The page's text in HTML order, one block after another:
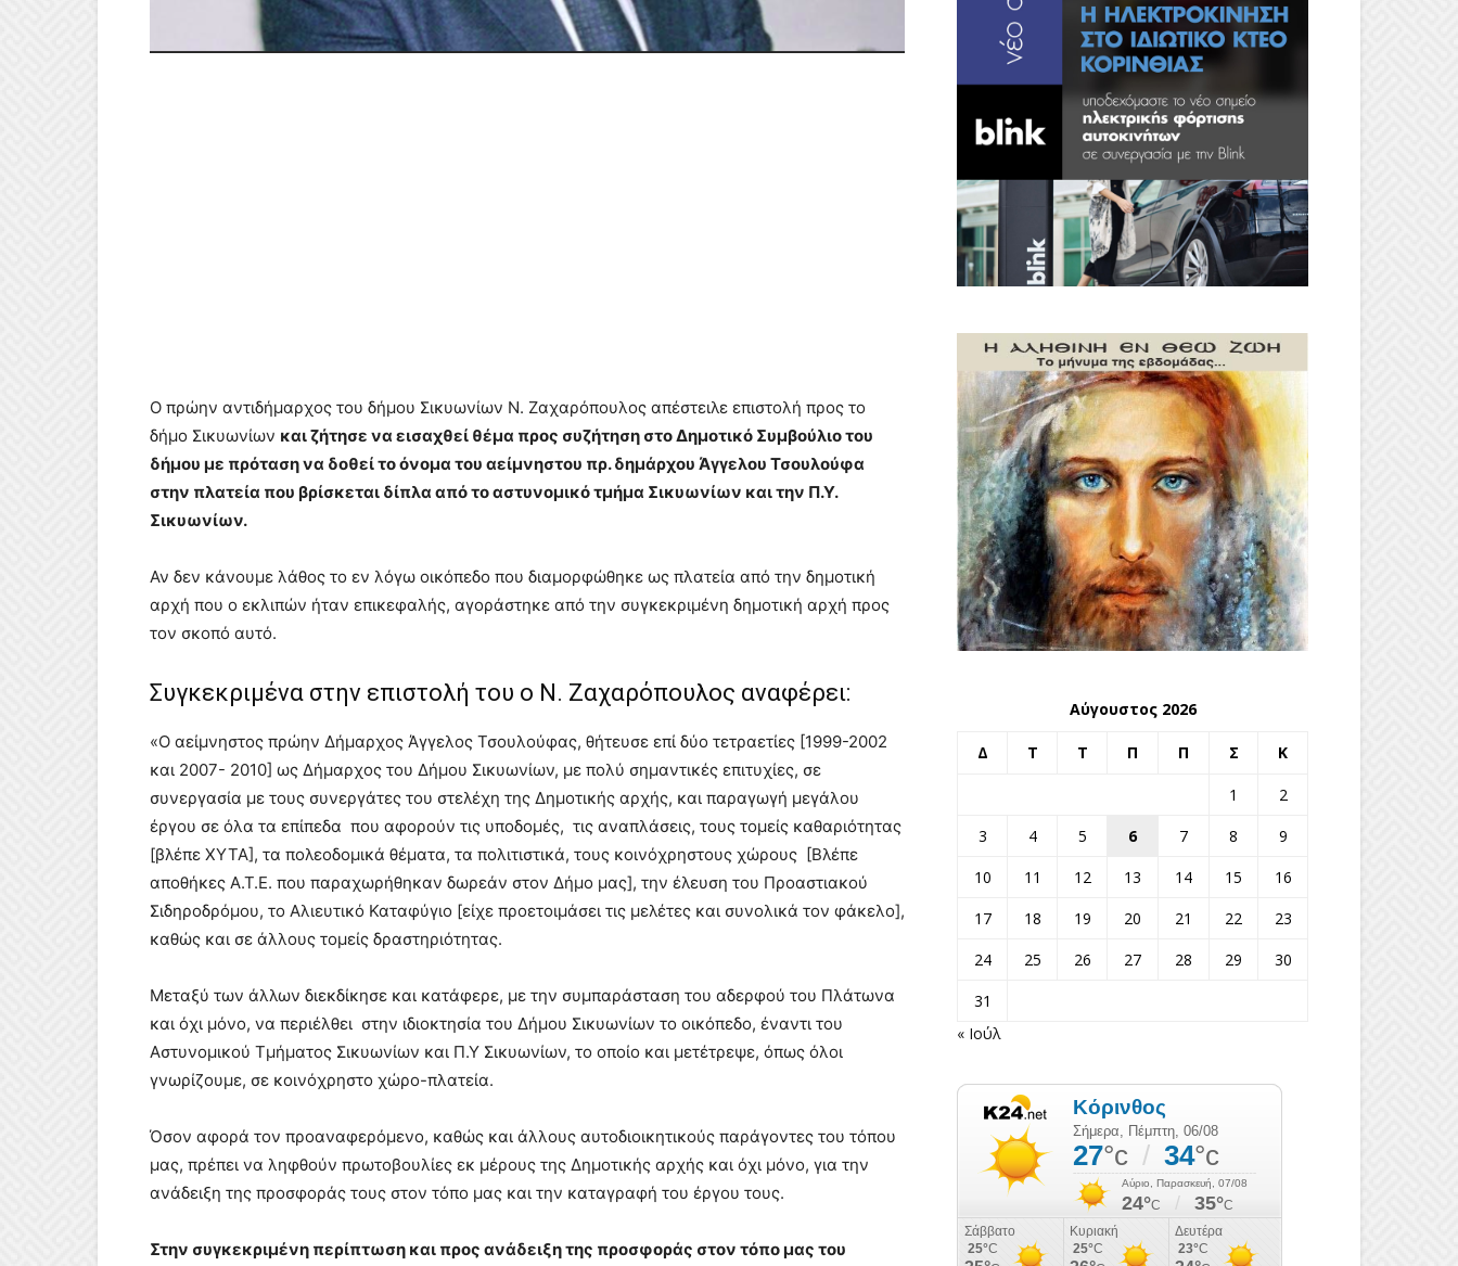
Ο πρώην αντιδήμαρχος του δήμου Σικυωνίων Ν. Ζαχαρόπουλος απέστειλε επιστολή προς το
δήμο Σικυωνίων και ζήτησε να εισαχθεί θέμα προς συζήτηση στο Δημοτικό Συμβούλιο του
δήμου με πρόταση να δοθεί το όνομα του αείμνηστου πρ. δημάρχου Άγγελου Τσουλούφα
στην πλατεία που βρίσκεται δίπλα από το αστυνομικό τμήμα Σικυωνίων και την Π.Υ.
Σικυωνίων.
Αν δεν κάνουμε λάθος το εν λόγω οικόπεδο που διαμορφώθηκε ως πλατεία από την δημοτική
αρχή που ο εκλιπών ήταν επικεφαλής, αγοράστηκε από την συγκεκριμένη δημοτική αρχή προς
τον σκοπό αυτό.
Συγκεκριμένα στην επιστολή του ο Ν. Ζαχαρόπουλος αναφέρει:
«Ο αείμνηστος πρώην Δήμαρχος Άγγελος Τσουλούφας, θήτευσε επί δύο τετραετίες [1999-2002
και 2007- 2010] ως Δήμαρχος του Δήμου Σικυωνίων, με πολύ σημαντικές επιτυχίες, σε
συνεργασία με τους συνεργάτες του στελέχη της Δημοτικής αρχής, και παραγωγή μεγάλου
έργου σε όλα τα επίπεδα που αφορούν τις υποδομές, τις αναπλάσεις, τους τομείς καθαριότητας
[βλέπε ΧΥΤΑ], τα πολεοδομικά θέματα, τα πολιτιστικά, τους κοινόχρηστους χώρους [Βλέπε
αποθήκες Α.Τ.Ε. που παραχωρήθηκαν δωρεάν στον Δήμο μας], την έλευση του Προαστιακού
Σιδηροδρόμου, το Αλιευτικό Καταφύγιο [είχε προετοιμάσει τις μελέτες και συνολικά τον φάκελο],
καθώς και σε άλλους τομείς δραστηριότητας.
Μεταξύ των άλλων διεκδίκησε και κατάφερε, με την συμπαράσταση του αδερφού του Πλάτωνα
και όχι μόνο, να περιέλθει στην ιδιοκτησία του Δήμου Σικυωνίων το οικόπεδο, έναντι του
Αστυνομικού Τμήματος Σικυωνίων και Π.Υ Σικυωνίων, το οποίο και μετέτρεψε, όπως όλοι
γνωρίζουμε, σε κοινόχρηστο χώρο-πλατεία.
Όσον αφορά τον προαναφερόμενο, καθώς και άλλους αυτοδιοικητικούς παράγοντες του τόπου
μας, πρέπει να ληφθούν πρωτοβουλίες εκ μέρους της Δημοτικής αρχής και όχι μόνο, για την
ανάδειξη της προσφοράς τους στον τόπο μας και την καταγραφή του έργου τους.
Στην συγκεκριμένη περίπτωση και προς ανάδειξη της προσφοράς στον τόπο μας του
Αύγουστος 2026
Δ Τ Τ Π Π Σ Κ
1
2
3
4 5 6 7 8
9
10
11 12 13 14 15
16
17
18 19 20 21 22
23
24
25 26 27 28 29
30
31
« Ιούλ